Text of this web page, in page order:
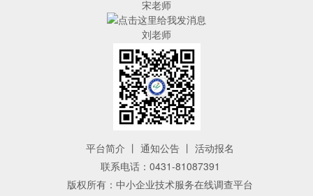
宋老师
刘老师
平台简介 丨 通知公告 丨 活动报名
联系电话：0431-81087391
版权所有：中小企业技术服务在线调查平台